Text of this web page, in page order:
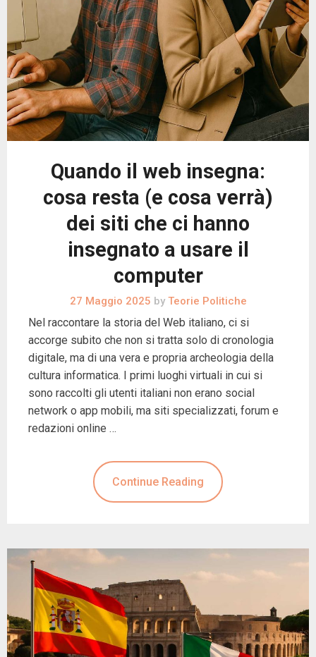
Quando il web insegna:
cosa resta (e cosa verrà)
dei siti che ci hanno
insegnato a usare il
computer
27 Maggio 2025 byTeorie Politiche
Nel raccontare la storia del Web italiano, ci si
accorge subito che non si tratta solo di cronologia
digitale, ma di una vera e propria archeologia della
cultura informatica. I primi luoghi virtuali in cui si
sono raccolti gli utenti italiani non erano social
network o app mobili, ma siti specializzati, forum e
redazioni online …
Continue Reading